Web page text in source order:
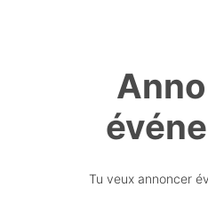
Tu veux annoncer